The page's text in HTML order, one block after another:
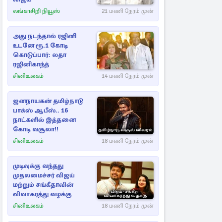
லங்காசிறி நியூஸ் 21 மணி நேரம் முன்
அது நடந்தால் ரஜினி
உடனே ரூ.1 கோடி
கொடுப்பார்: லதா
ரஜினிகாந்த்
சினிஉலகம் 14 மணி நேரம் முன்
ஜனநாயகன் தமிழ்நாடு
பாக்ஸ் ஆபீஸ்.. 16
நாட்களில் இத்தனை
கோடி வசூலா!!
சினிஉலகம் 18 மணி நேரம் முன்
முடிவுக்கு வந்தது
முதலமைச்சர் விஜய்
மற்றும் சங்கீதாவின்
விவாகரத்து வழக்கு
சினிஉலகம் 18 மணி நேரம் முன்